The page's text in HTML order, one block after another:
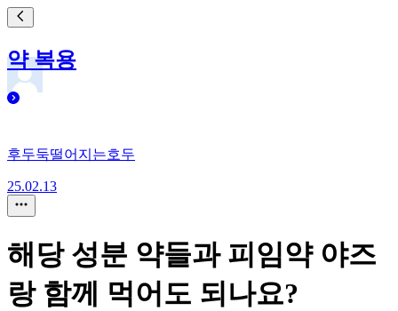
약 복용
후두둑떨어지는호두
25.02.13
해당 성분 약들과 피임약 야즈
랑 함께 먹어도 되나요?